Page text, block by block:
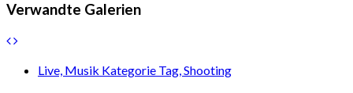
Verwandte Galerien
Live, Musik Kategorie Tag, Shooting